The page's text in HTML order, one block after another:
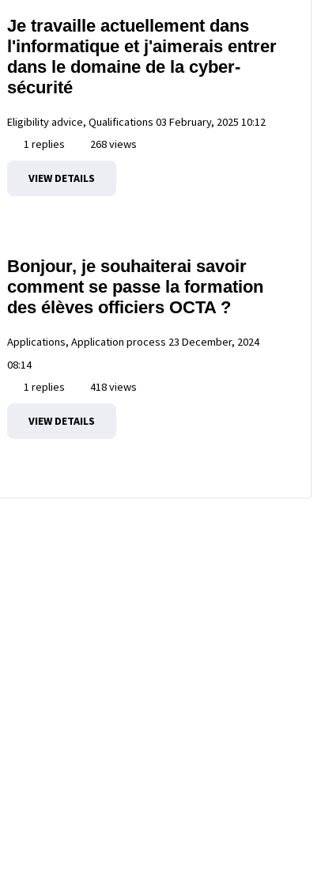
Je travaille actuellement dans
l'informatique et j'aimerais entrer
dans le domaine de la cyber-
sécurité
Eligibility advice, Qualifications 03 February, 2025 10:12
1 replies
268 views
VIEW DETAILS
Bonjour, je souhaiterai savoir
comment se passe la formation
des élèves officiers OCTA ?
Applications, Application process 23 December, 2024
08:14
1 replies
418 views
VIEW DETAILS